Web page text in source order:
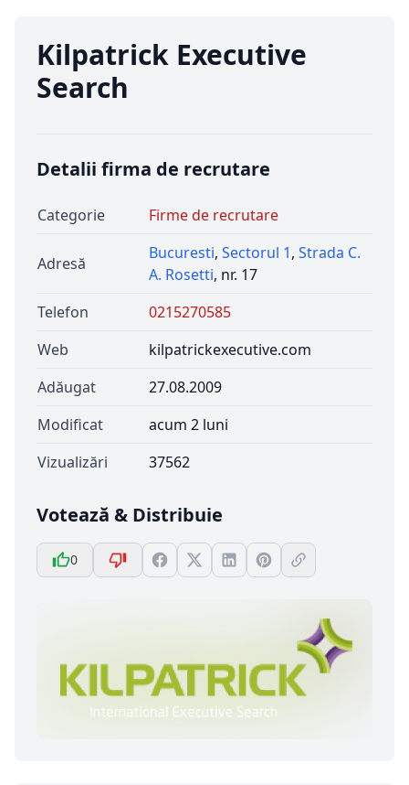
Kilpatrick Executive
Search
Detalii firma de recrutare
Categorie Firme de recrutare
Adresă
Bucuresti, Sectorul 1, Strada C.
A. Rosetti, nr. 17
Telefon
0215270585
Web
kilpatrickexecutive.com
Adăugat
27.08.2009
Modificat
acum 2 luni
Vizualizări
37562
Votează & Distribuie
0